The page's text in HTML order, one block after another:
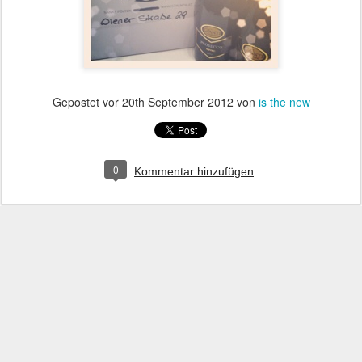
Gepostet vor 20th September 2012 von is the new
0 Kommentar hinzufügen